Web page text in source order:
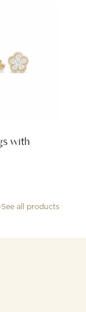
with
See all products